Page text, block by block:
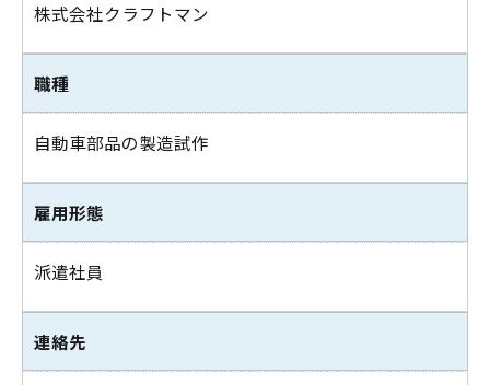
株式会社クラフトマン
職種
自動車部品の製造試作
雇用形態
派遣社員
連絡先